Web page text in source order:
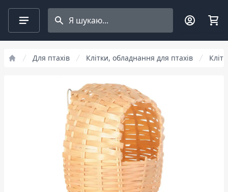
Search projects
Для птахів Клітки, обладнання для птахів